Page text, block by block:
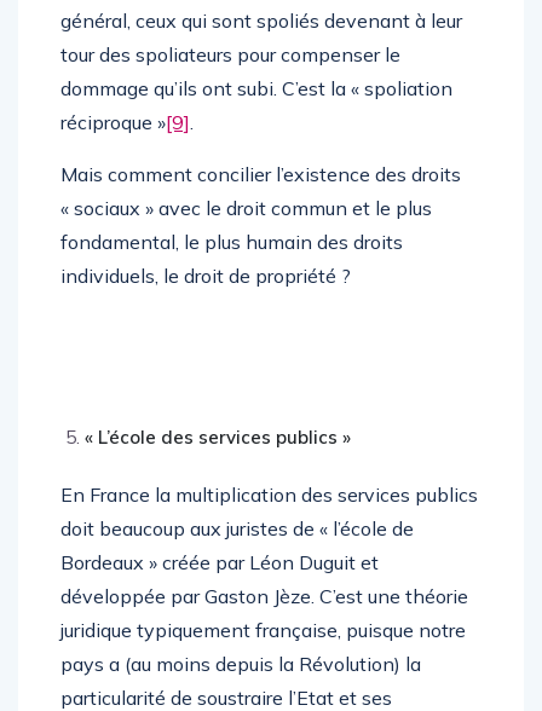
général, ceux qui sont spoliés devenant à leur
tour des spoliateurs pour compenser le
dommage qu’ils ont subi. C’est la « spoliation
réciproque »[9].
Mais comment concilier l’existence des droits
« sociaux » avec le droit commun et le plus
fondamental, le plus humain des droits
individuels, le droit de propriété ?
« L’école des services publics »
En France la multiplication des services publics
doit beaucoup aux juristes de « l’école de
Bordeaux » créée par Léon Duguit et
développée par Gaston Jèze. C’est une théorie
juridique typiquement française, puisque notre
pays a (au moins depuis la Révolution) la
particularité de soustraire l’Etat et ses